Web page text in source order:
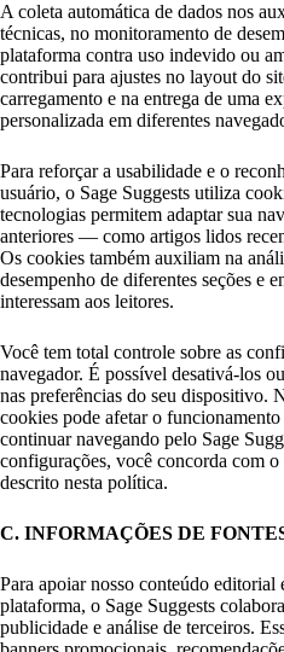
A coleta automática de dados nos
técnicas, no monitoramento de
plataforma contra uso indevido ou
contribui para ajustes no layout do
carregamento e na entrega de uma
personalizada em diferentes
Para reforçar a usabilidade e o
usuário, o Sage Suggests utiliza
tecnologias permitem adaptar sua
anteriores — como artigos lidos
Os cookies também auxiliam na
desempenho de diferentes seções e
interessam aos leitores.
Você tem total controle sobre as
navegador. É possível desativá-los
nas preferências do seu dispositivo.
cookies pode afetar o
continuar navegando pelo Sage
configurações, você concorda com
descrito nesta política.
C. INFORMAÇÕES DE
Para apoiar nosso conteúdo editorial
plataforma, o Sage Suggests
publicidade e análise de terceiros.